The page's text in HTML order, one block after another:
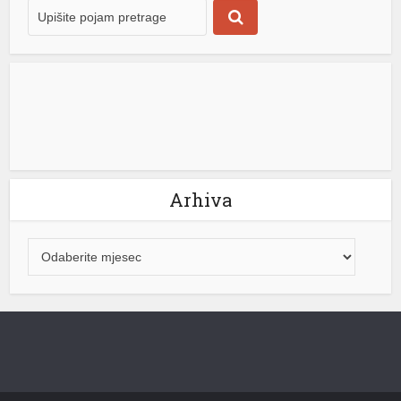
shortener
Arhiva